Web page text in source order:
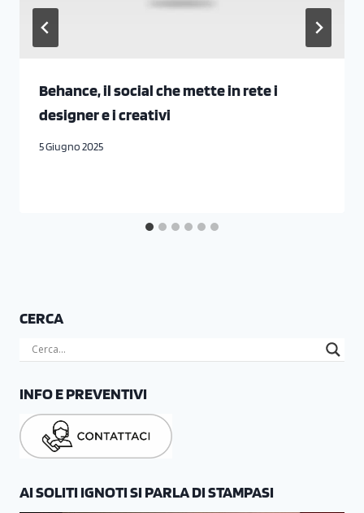
Behance, il social che mette in rete i
designer e i creativi
5 Giugno 2025
CERCA
INFO E PREVENTIVI
AI SOLITI IGNOTI SI PARLA DI STAMPASI